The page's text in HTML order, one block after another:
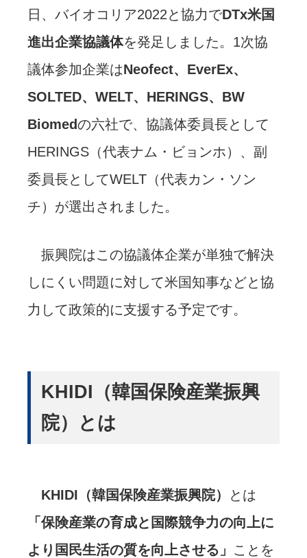
日、バイオコリア2022と協力でDTx米国
進出企業協議体を発足しました。1次協
議体参加企業はNeofect、EverEx、
SOLTED、WELT、HERINGS、BW
Biomedの六社で、協議体委員長として
HERINGS（代表ナム・ビョンホ）、副
委員長としてWELT（代表カン・ソン
チ）が選出されました。
振興院はこの協議体企業が単独で解決
しにくい問題に対して米国知事などと協
力して政策的に支援する予定です。
KHIDI（韓国保険産業振興
院）とは
KHIDI（韓国保険産業振興院）
とは
「保険産業の育成と国際競争力の向上に
より国民生活の質を向上させる」 ことを